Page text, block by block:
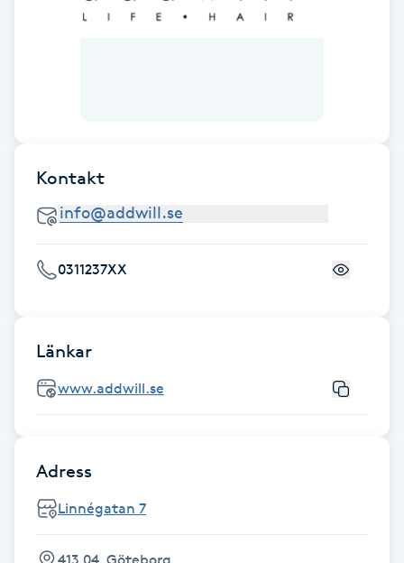
Gravidyoga
Headspa
Herrklippning
HIFU
Hot Stone Massage
Hot yoga
Kontakt
0311237XX
Länkar
www.addwill.se
Adress
Linnégatan 7